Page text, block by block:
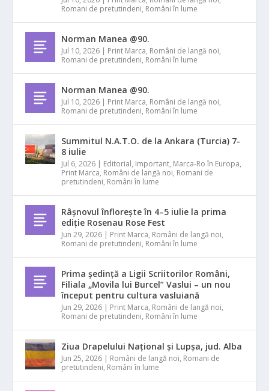
Romani de pretutindeni, Români în lume
Norman Manea @90.
Jul 10, 2026 | Print Marca, Români de langă noi,
Romani de pretutindeni, Români în lume
Norman Manea @90.
Jul 10, 2026 | Print Marca, Români de langă noi,
Romani de pretutindeni, Români în lume
Summitul N.A.T.O. de la Ankara (Turcia) 7-
8 iulie
Jul 6, 2026 | Editorial, Important, Marca-Ro în Europa,
Print Marca, Români de langă noi, Romani de
pretutindeni, Români în lume
Râșnovul înflorește în 4–5 iulie la prima
ediție Rosenau Rose Fest
Jun 29, 2026 | Print Marca, Români de langă noi,
Romani de pretutindeni, Români în lume
Prima ședință a Ligii Scriitorilor Români,
Filiala „Movila lui Burcel” Vaslui – un nou
început pentru cultura vasluiană
Jun 29, 2026 | Print Marca, Români de langă noi,
Romani de pretutindeni, Români în lume
Ziua Drapelului Național și Lupșa, jud. Alba
Jun 25, 2026 | Români de langă noi, Romani de
pretutindeni, Români în lume